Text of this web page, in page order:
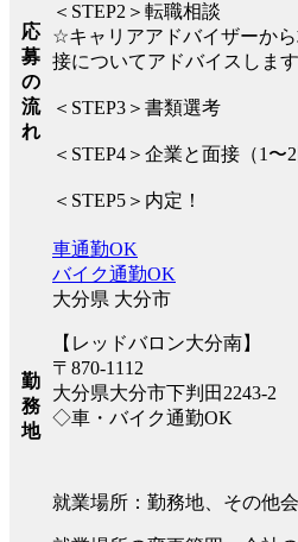
応
募
の
流
れ
＜STEP2＞転職相談
☆キャリアアドバイザーか
接についてアドバイスします
＜STEP3＞書類選考
＜STEP4＞企業と面接（1〜2
＜STEP5＞内定！
勤
務
地
車通勤OK
バイク通勤OK
大分県 大分市
【レッドバロン大分南】
〒870-1112
大分県大分市下判田2243-2
◇車・バイク通勤OK
就業場所：勤務地、その他